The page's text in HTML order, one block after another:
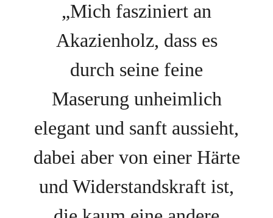
„Mich fasziniert an
Akazienholz, dass es
durch seine feine
Maserung unheimlich
elegant und sanft aussieht,
dabei aber von einer Härte
und Widerstandskraft ist,